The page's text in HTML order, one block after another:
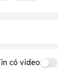
có video